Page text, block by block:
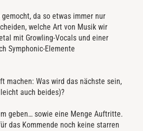
da so etwas immer nur
welche Art von Musik wir
mit Growling-Vocals und einer
Symphonic-Elemente
machen: Was wird das nächste sein,
auch beides)?
geben… sowie eine Menge Auftritte.
das Kommende noch keine starren